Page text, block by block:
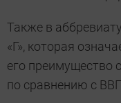
Также в
«Г», которая
его преимущество
по сравнению с ВВГ